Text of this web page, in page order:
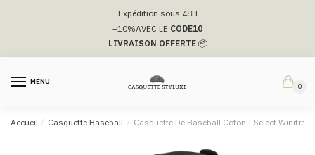
navigation
Expédition sous 48H
–10%AVEC LE CODE10
LIVRAISON OFFERTE📦
MENU
0
Accueil / Casquette Baseball / Casquette De Baseball Coton​ | Select Winifred